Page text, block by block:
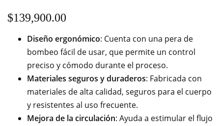
$139,900.00
Diseño ergonómico: Cuenta con una pera de
bombeo fácil de usar, que permite un control
preciso y cómodo durante el proceso.
Materiales seguros y duraderos: Fabricada con
materiales de alta calidad, seguros para el cuerpo
y resistentes al uso frecuente.
Mejora de la circulación: Ayuda a estimular el flujo